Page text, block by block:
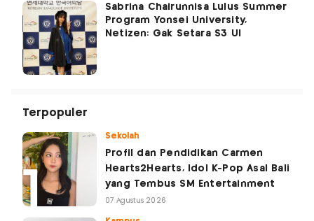
Sabrina Chairunnisa Lulus Summer
Program Yonsei University,
Netizen: Gak Setara S3 UI
Terpopuler
Sekolah
Profil dan Pendidikan Carmen
Hearts2Hearts, Idol K-Pop Asal Bali
yang Tembus SM Entertainment
07 Agustus 2026